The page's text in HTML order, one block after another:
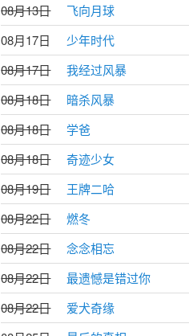
08月13日
飞向月球
08月17日
少年时代
08月17日
我经过风暴
08月18日
暗杀风暴
08月18日
学爸
08月18日
奇迹少女
08月19日
王牌二哈
08月22日
燃冬
08月22日
念念相忘
08月22日
最遗憾是错过你
08月22日
爱犬奇缘